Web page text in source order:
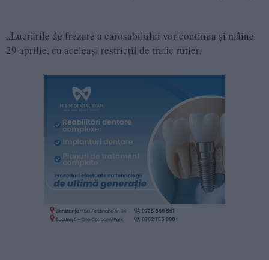
„Lucrările de frezare a carosabilului vor continua și mâine
29 aprilie, cu aceleași restricții de trafic rutier.